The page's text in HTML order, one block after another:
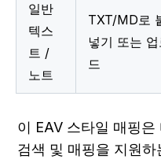
일반
텍스
트 /
노트
TXT/MD로
넣기 또는 업
드
이 EAV 스타일 매핑
검색 및 매핑을 지원